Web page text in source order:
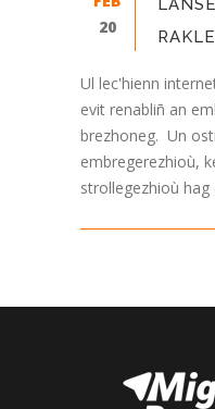
20
Ul lec'hienn
evit renabliñ an
brezhoneg. Un
embregerezhioù,
strollegezhioù hag